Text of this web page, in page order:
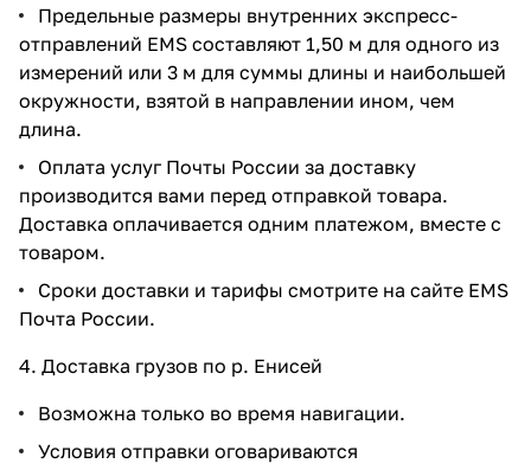
Предельные размеры внутренних экспресс-
отправлений EMS составляют 1,50 м для одного из
измерений или 3 м для суммы длины и наибольшей
окружности, взятой в направлении ином, чем
длина.
Оплата услуг Почты России за доставку
производится вами перед отправкой товара.
Доставка оплачивается одним платежом, вместе с
товаром.
Сроки доставки и тарифы смотрите на сайте EMS
Почта России.
4. Доставка грузов по р. Енисей
Возможна только во время навигации.
Условия отправки оговариваются